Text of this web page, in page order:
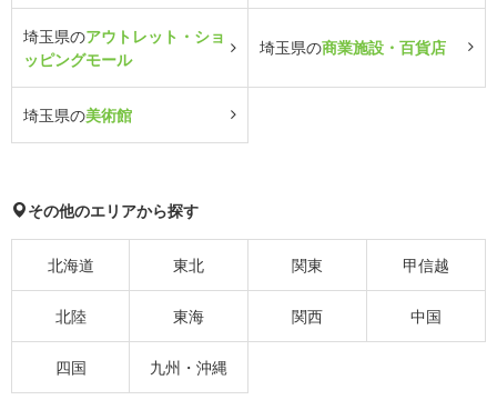
埼玉県のアウトレット・ショ
ッピングモール
埼玉県の商業施設・百貨店
埼玉県の美術館
その他のエリアから探す
北海道 東北 関東 甲信越
北陸 東海 関西 中国
四国 九州・沖縄